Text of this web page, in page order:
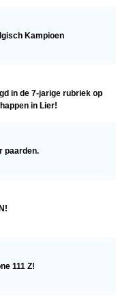
Kampioen
in de 7-jarige rubriek op
in Lier!
paarden.
111 Z!